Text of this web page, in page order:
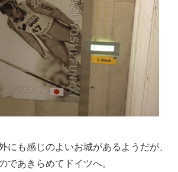
にも感じのよいお城があるようだが、
であきらめてドイツへ。